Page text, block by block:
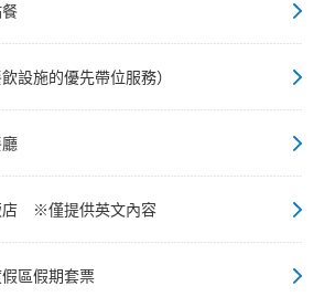
設施的優先帶位服務）
店 ※僅提供英文內容
區假期套票